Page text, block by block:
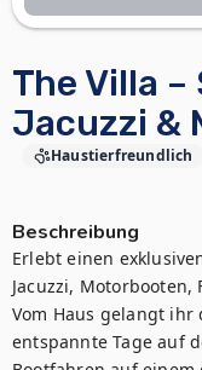
The Villa
Jacuzzi &
Haustierfreundlich
Beschreibung
Erlebt einen
Jacuzzi, Motorbooten,
Vom Haus gelangt
entspannte Tage auf